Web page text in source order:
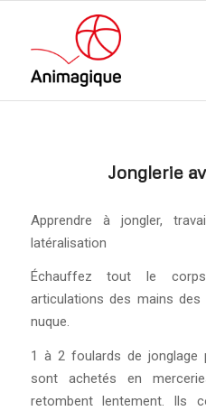
Jonglerie
Apprendre à jongler,
latéralisation
Échauffez tout le
articulations des mains
nuque.
1 à 2 foulards de jonglage
sont achetés en
retombent lentement. Ils